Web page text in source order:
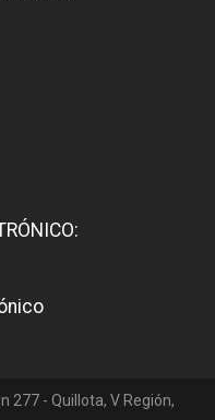
277 - Quillota, V Región,